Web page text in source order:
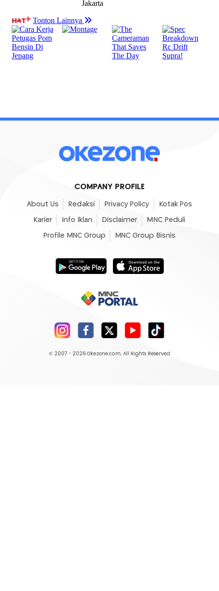
COMPANY PROFILE
About Us Redaksi Privacy Policy Kotak Pos
Karier Info Iklan Disclaimer MNC Peduli
Profile MNC Group MNC Group Bisnis
© 2007 - 2026 Okezone.com, All Rights Reserved